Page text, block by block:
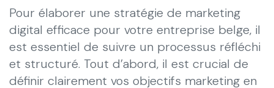
Pour élaborer une stratégie de marketing
digital efficace pour votre entreprise belge, il
est essentiel de suivre un processus réfléchi
et structuré. Tout d’abord, il est crucial de
définir clairement vos objectifs marketing en